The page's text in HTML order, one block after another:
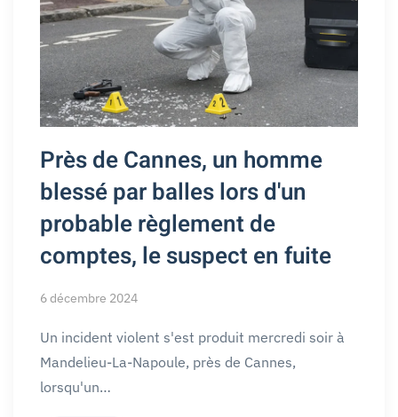
Près de Cannes, un homme
blessé par balles lors d'un
probable règlement de
comptes, le suspect en fuite
6 décembre 2024
Un incident violent s'est produit mercredi soir à
Mandelieu-La-Napoule, près de Cannes,
lorsqu'un…